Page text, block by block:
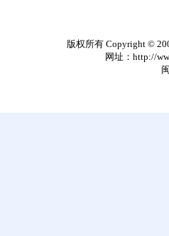
版权所有 Copyright ©
网址：http://